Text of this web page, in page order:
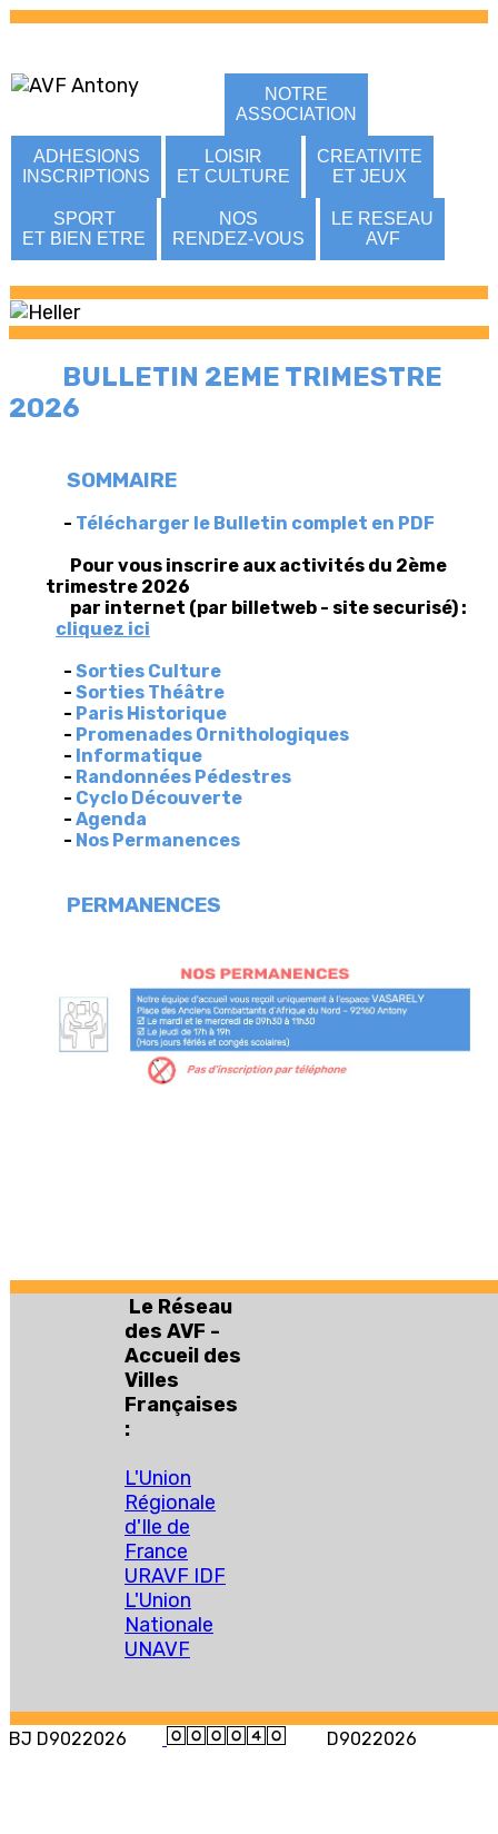
NOTRE
ASSOCIATION
ADHESIONS
INSCRIPTIONS
LOISIR
ET CULTURE
CREATIVITE
ET JEUX
SPORT
ET BIEN ETRE
NOS
RENDEZ-VOUS
LE RESEAU
AVF
BULLETIN 2EME TRIMESTRE
2026
SOMMAIRE
- Télécharger le Bulletin complet en PDF
Pour vous inscrire aux activités du 2ème
trimestre 2026
par internet (par billetweb - site securisé) :
cliquez ici
- Sorties Culture
- Sorties Théâtre
- Paris Historique
- Promenades Ornithologiques
- Informatique
- Randonnées Pédestres
- Cyclo Découverte
- Agenda
- Nos Permanences
PERMANENCES
Le Réseau
des AVF -
Accueil des
Villes
Françaises
:
L'Union
Régionale
d'Ile de
France
URAVF IDF
L'Union
Nationale
UNAVF
BJ D9022026 D9022026